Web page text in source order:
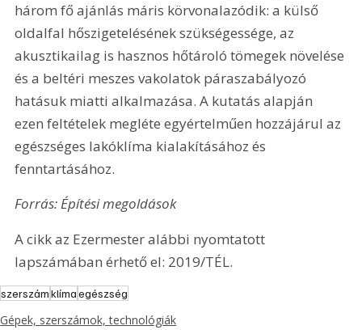
három fő ajánlás máris körvonalazódik: a külső
oldalfal hőszigetelésének szükségessége, az
akusztikailag is hasznos hőtároló tömegek növelése
és a beltéri meszes vakolatok páraszabályozó
hatásuk miatti alkalmazása. A kutatás alapján
ezen feltételek megléte egyértelműen hozzájárul az
egészséges lakóklíma kialakításához és
fenntartásához.
Forrás: Építési megoldások
A cikk az Ezermester alábbi nyomtatott
lapszámában érhető el: 2019/TÉL.
szerszámklímaegészség
Gépek, szerszámok, technológiák